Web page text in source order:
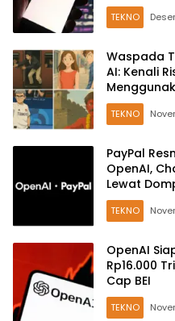
TEKNO
Waspada
AI: Kenali
TEKNO
PayPal
OpenAI,
Lewat
TEKNO
OpenAI
Rp16.000
Cap BEI
TEKNO